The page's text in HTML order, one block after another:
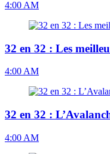
4:00 AM
32 en 32 : Les
4:00 AM
32 en 32 :
4:00 AM